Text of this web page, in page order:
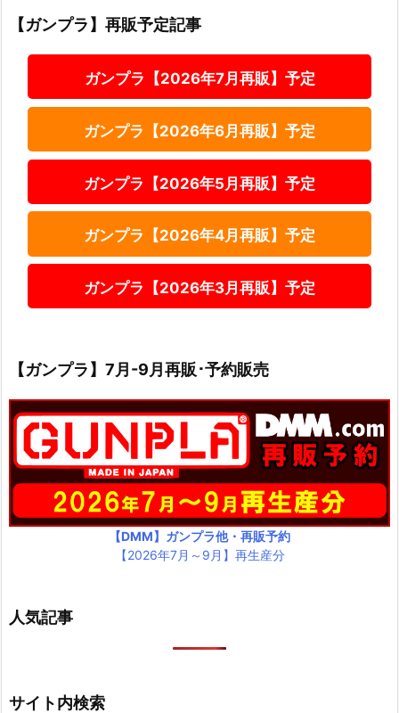
【ガンプラ】再販予定記事
ガンプラ【2026年7月再販】予定
ガンプラ【2026年6月再販】予定
ガンプラ【2026年5月再販】予定
ガンプラ【2026年4月再販】予定
ガンプラ【2026年3月再販】予定
【ガンプラ】7月-9月再販･予約販売
【DMM】ガンプラ他・再販予約
【2026年7月～9月】再生産分
人気記事
サイト内検索